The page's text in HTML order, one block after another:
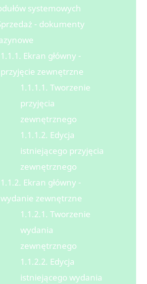
systemowych
- dokumenty
1.1.1. Ekran główny -
przyjęcie zewnętrzne
1.1.1.1. Tworzenie
przyjęcia
zewnętrznego
1.1.1.2. Edycja
istniejącego przyjęcia
zewnętrznego
1.1.2. Ekran główny -
wydanie zewnętrzne
1.1.2.1. Tworzenie
wydania
zewnętrznego
1.1.2.2. Edycja
istniejącego wydania